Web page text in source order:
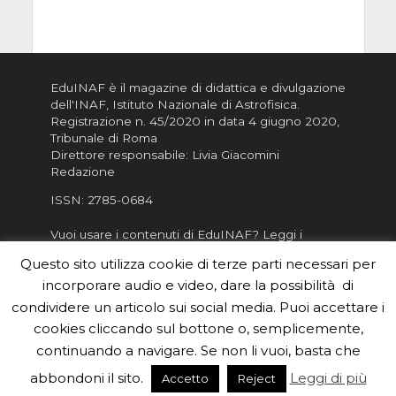
EduINAF è il magazine di didattica e divulgazione
dell'INAF, Istituto Nazionale di Astrofisica
Registrazione n. 45/2020 in data 4 giugno 2020,
Tribunale di Roma
Direttore responsabile: Livia Giacomini
Redazione
ISSN: 2785-0684
Vuoi usare i contenuti di EduINAF? Leggi i
Informativa sulla Privacy
Informatva sui Cookie
Per la rubrica de l'Astronomo risponde, per
inviarci le tue foto o i tuoi contributi, scrivici a
redazione.edu [chiocciola] inaf.it oppure
il form
Questo sito utilizza cookie di terze parti necessari per
incorporare audio e video, dare la possibilità di
condividere un articolo sui social media. Puoi accettare i
cookies cliccando sul bottone o, semplicemente,
continuando a navigare. Se non li vuoi, basta che
abbondoni il sito.
Accetto Reject Leggi di più